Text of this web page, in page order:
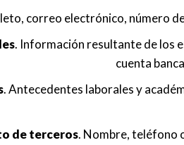
correo electrónico, número
. Información resultante de los
cuenta
. Antecedentes laborales y
de terceros. Nombre, teléfono